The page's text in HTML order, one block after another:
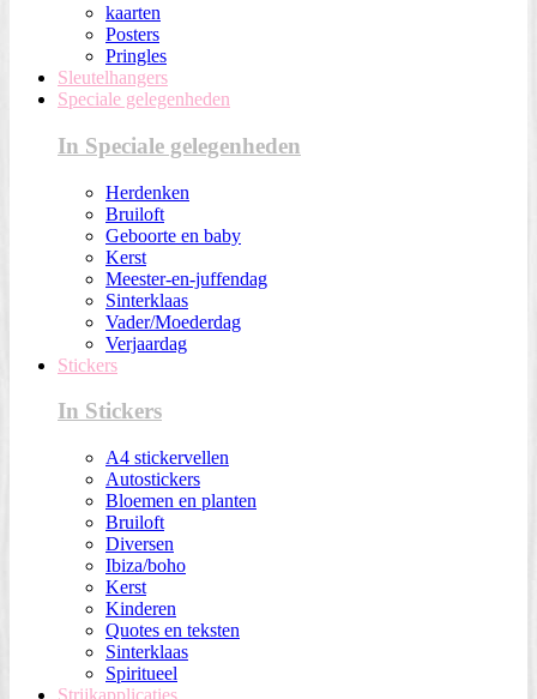
kaarten
Posters
Pringles
Sleutelhangers
Speciale gelegenheden
In Speciale gelegenheden
Herdenken
Bruiloft
Geboorte en baby
Kerst
Meester-en-juffendag
Sinterklaas
Vader/Moederdag
Verjaardag
Stickers
In Stickers
A4 stickervellen
Autostickers
Bloemen en planten
Bruiloft
Diversen
Ibiza/boho
Kerst
Kinderen
Quotes en teksten
Sinterklaas
Spiritueel